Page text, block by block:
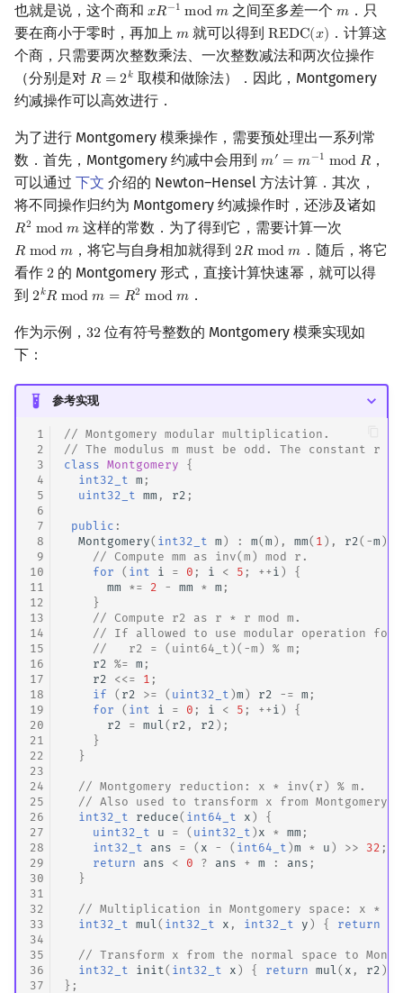
也就是说，这个商和 𝑥𝑅−1 mod𝑚
xR−1modm 之间至多差一个𝑚
m ．只
要在商小于零时，再加上 𝑚
m 就可以得到REDC(𝑥)
REDC(x)
．计算这
个商，只需要两次整数乘法、一次整数减法和两次位操作
（分别是对 𝑅 = 2𝑘
R= 2k
取模和做除法）．因此，Montgomery
约减操作可以高效进行．
为了进行 Montgomery 模乘操作，需要预处理出一系列常
数．首先，Montgomery 约减中会用到 𝑚′ = 𝑚−1 mod𝑅
m′ =m −1modR
，
可以通过 下文 介绍的 Newton–Hensel 方法计算．其次，
将不同操作归约为 Montgomery 约减操作时，还涉及诸如
𝑅2 mod𝑚
R2 modm 这样的常数．为了得到它，需要计算一次
𝑅 mod𝑚
Rmodm ，将它与自身相加就得到 2𝑅 mod𝑚
2Rmodm
．随后，将它
看作 2
2 的 Montgomery 形式，直接计算快速幂，就可以得
到 2𝑘𝑅 mod𝑚 = 𝑅2 mod𝑚
2kRmodm= R2 modm ．
作为示例， 32
32 位有符号整数的 Montgomery 模乘实现如
下：
参考实现
1
2
3
4
5
6
7
8
9
10
11
12
13
14
15
16
17
18
19
20
21
22
23
24
25
26
27
28
29
30
31
32
33
34
35
36
37
// Montgomery modular multiplication.
// The modulus m must be odd. The constant r
class
Montgomery
{
int32_t
m ;
uint32_t
mm , r2 ;
public :
Montgomery( int32_t m ) : m(m ), mm( 1 ), r2 ( -m )
// Compute mm as inv(m) mod r.
for
( int i = 0 ; i < 5 ; ++ i )
{
mm
*= 2 - mm * m ;
}
// Compute r2 as r * r mod m.
// If allowed to use modular operation for
//   r2 = (uint64_t)(-m) % m;
r2
%= m ;
r2
<<= 1 ;
if
( r2 >= ( uint32_t )m ) r2 -= m ;
for
( int i = 0 ; i < 5 ; ++ i )
{
r2
= mul ( r2 , r2 );
}
}
// Montgomery reduction: x * inv(r) % m.
// Also used to transform x from Montgomery
int32_t
reduce( int64_t x )
{
uint32_t
u = ( uint32_t ) x * mm ;
int32_t
ans = ( x - ( int64_t )m * u ) >> 32 ;
return
ans < 0 ? ans + m : ans ;
}
// Multiplication in Montgomery space: x * y
int32_t
mul ( int32_t x , int32_t y ) { return
// Transform x from the normal space to
int32_t
init ( int32_t x ) { return mul ( x , r2 );
};